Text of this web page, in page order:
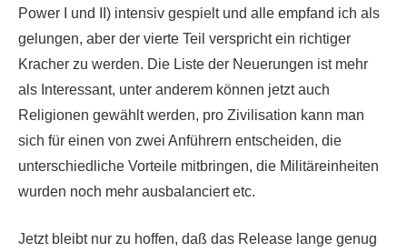
Power I und II) intensiv gespielt und alle empfand ich als
gelungen, aber der vierte Teil verspricht ein richtiger
Kracher zu werden. Die Liste der Neuerungen ist mehr
als Interessant, unter anderem können jetzt auch
Religionen gewählt werden, pro Zivilisation kann man
sich für einen von zwei Anführern entscheiden, die
unterschiedliche Vorteile mitbringen, die Militäreinheiten
wurden noch mehr ausbalanciert etc.
Jetzt bleibt nur zu hoffen, daß das Release lange genug